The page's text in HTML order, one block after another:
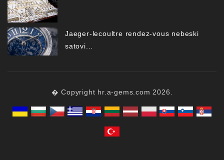
Jaeger-lecoultre rendez-vous nebeski
satovi...
� Copyright hr.a-gems.com 2026.